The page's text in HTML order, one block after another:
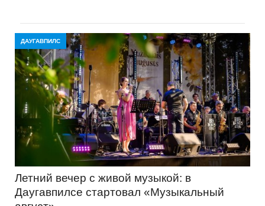
ДАУГАВПИЛС
Летний вечер с живой музыкой: в
Даугавпилсе стартовал «Музыкальный